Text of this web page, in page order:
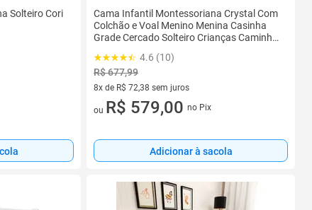
Solteiro Cori
Cama Infantil Montessoriana Crystal Com
Colchão e Voal Menino Menina Casinha
Grade Cercado Solteiro Crianças Caminha
4.6 (10)
R$ 677,99
8x de R$ 72,38 sem juros
8 vez de R$ 72,38 sem juros
ou R$ 579,00 no Pix
Adicionar à sacola